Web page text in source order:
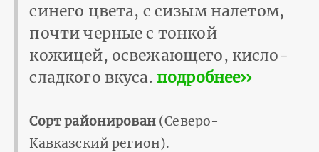
синего цвета, с сизым налетом,
почти черные с тонкой
кожицей, освежающего, кисло-
сладкого вкуса. подробнее››
Сорт районирован(Северо-
Кавказский регион).